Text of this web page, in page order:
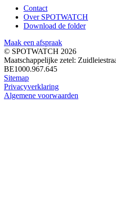
Contact
Over SPOTWATCH
Download de folder
Maak een afspraak
© SPOTWATCH 2026
Maatschappelijke zetel:
BE1000.967.645
Sitemap
Privacyverklaring
Algemene voorwaarden